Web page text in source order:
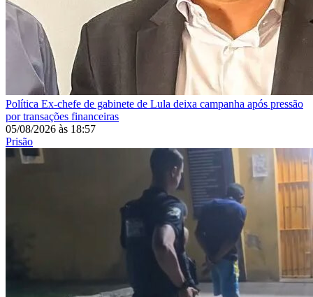
Política Ex-chefe de gabinete de Lula deixa campanha após pressão
por transações financeiras
05/08/2026 às 18:57
Prisão